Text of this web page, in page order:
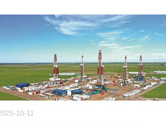
10-11